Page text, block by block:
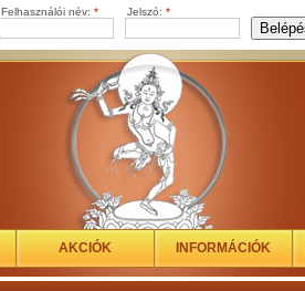
Felhasználói név: * Jelszó: *
AKCIÓK INFORMÁCIÓK